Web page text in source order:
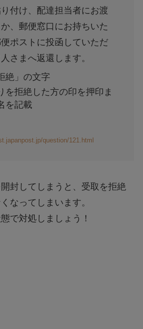
付け、配達担当者にお渡
、郵便窓口にお持ちいた
ポストに投函していただ
さまへ返還します。
絶」の文字
を拒絶した方の印を押印ま
を記載
question/121.html
封してしまうと、受取を拒絶
なってしまいます。
で対処しましょう！